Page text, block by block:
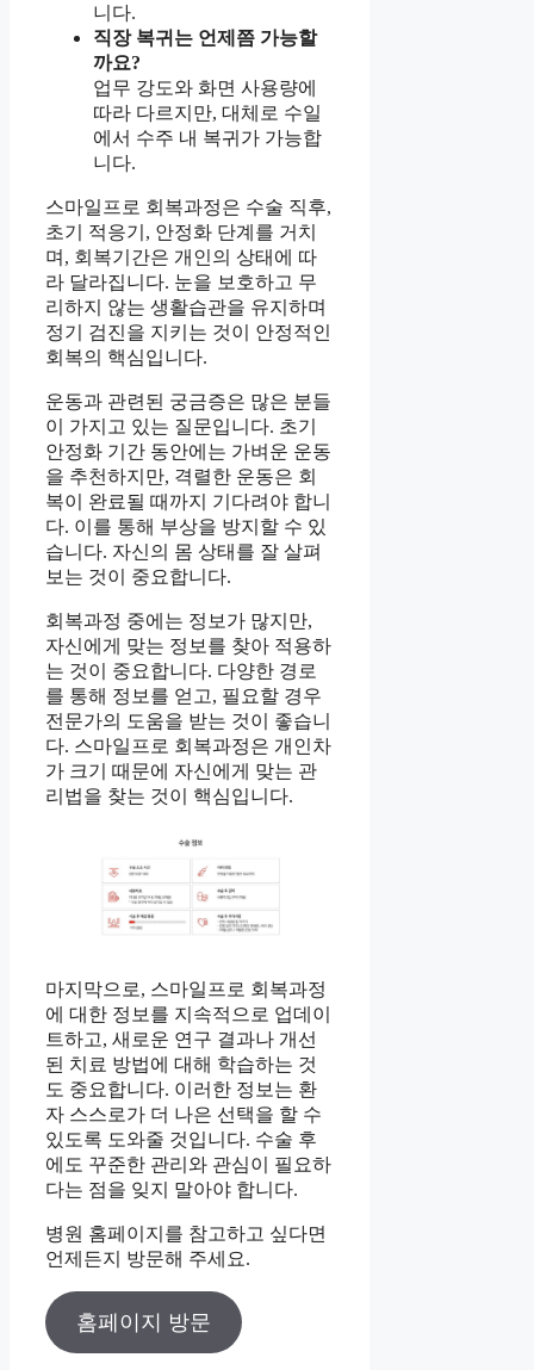
니다.
직장 복귀는 언제쯤 가능할
까요?
업무 강도와 화면 사용량에
따라 다르지만, 대체로 수일
에서 수주 내 복귀가 가능합
니다.
스마일프로 회복과정은 수술 직후,
초기 적응기, 안정화 단계를 거치
며, 회복기간은 개인의 상태에 따
라 달라집니다. 눈을 보호하고 무
리하지 않는 생활습관을 유지하며
정기 검진을 지키는 것이 안정적인
회복의 핵심입니다.
운동과 관련된 궁금증은 많은 분들
이 가지고 있는 질문입니다. 초기
안정화 기간 동안에는 가벼운 운동
을 추천하지만, 격렬한 운동은 회
복이 완료될 때까지 기다려야 합니
다. 이를 통해 부상을 방지할 수 있
습니다. 자신의 몸 상태를 잘 살펴
보는 것이 중요합니다.
회복과정 중에는 정보가 많지만,
자신에게 맞는 정보를 찾아 적용하
는 것이 중요합니다. 다양한 경로
를 통해 정보를 얻고, 필요할 경우
전문가의 도움을 받는 것이 좋습니
다. 스마일프로 회복과정은 개인차
가 크기 때문에 자신에게 맞는 관
리법을 찾는 것이 핵심입니다.
마지막으로, 스마일프로 회복과정
에 대한 정보를 지속적으로 업데이
트하고, 새로운 연구 결과나 개선
된 치료 방법에 대해 학습하는 것
도 중요합니다. 이러한 정보는 환
자 스스로가 더 나은 선택을 할 수
있도록 도와줄 것입니다. 수술 후
에도 꾸준한 관리와 관심이 필요하
다는 점을 잊지 말아야 합니다.
병원 홈페이지를 참고하고 싶다면
언제든지 방문해 주세요.
홈페이지 방문